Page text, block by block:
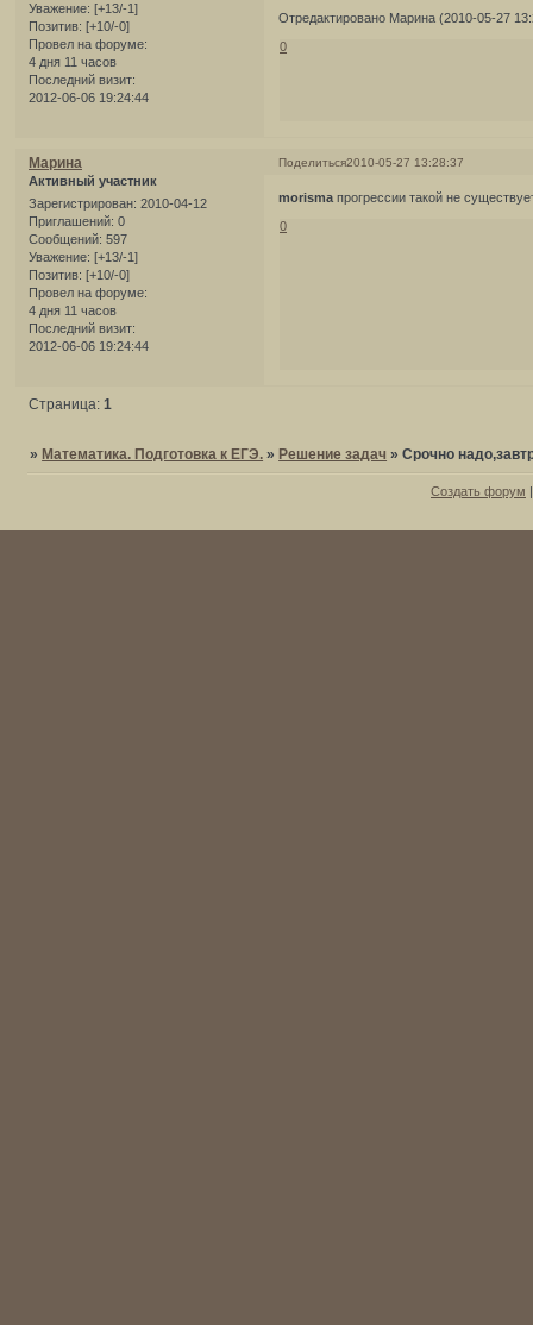
Уважение: [+13/-1]
Позитив: [+10/-0]
Провел на форуме:
4 дня 11 часов
Последний визит:
2012-06-06 19:24:44
Отредактировано Марина (2010-05-27
0
Поделиться2010-05-27 13:28:37
Марина
Активный участник
Зарегистрирован: 2010-04-12
Приглашений: 0
Сообщений: 597
Уважение: [+13/-1]
Позитив: [+10/-0]
Провел на форуме:
4 дня 11 часов
Последний визит:
2012-06-06 19:24:44
morisma прогрессии такой не
0
Страница:1
» Математика. Подготовка к ЕГЭ. » Решение задач »Cрочно
Создать форум